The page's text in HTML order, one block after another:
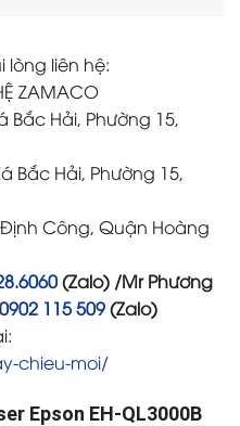
lòng liên hệ:
ZAMACO
Bắc Hải, Phường 15,
Bắc Hải, Phường 15,
Định Công, Quận Hoàng
(Zalo) /Mr Phương
0902 115 509(Zalo)
chieu-moi/
Epson EH-QL3000B